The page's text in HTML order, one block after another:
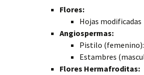
Flores:
Hojas modificadas
Angiospermas:
Pistilo
Estambres
Flores Hermafroditas: